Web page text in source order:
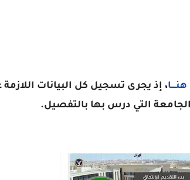
هنــــا، إذ يجرى تسجيل كل البيانات
التي درس بها بالتفصيل.